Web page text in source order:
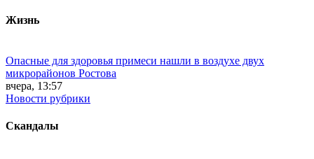
Жизнь
Опасные для здоровья примеси нашли в воздухе двух
микрорайонов Ростова
вчера, 13:57
Новости рубрики
Скандалы